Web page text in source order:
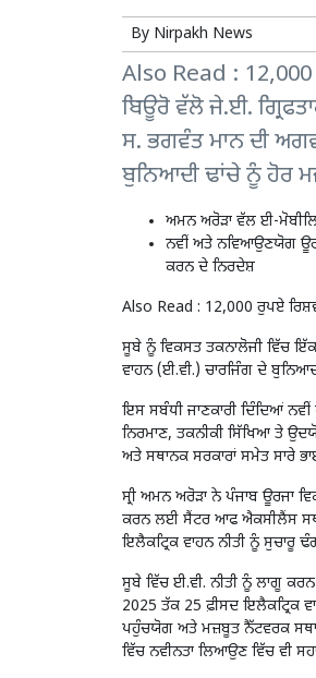
By Nirpakh News
Also Read :
ਬਿਊਰੋ ਵੱਲੋ ਜੇ.ਈ.
ਸ. ਭਗਵੰਤ ਮਾਨ ਦੀ
ਬੁਨਿਆਦੀ ਢਾਂਚੇ ਨੂੰ ਹੋਰ
ਅਮਨ ਅਰੋੜਾ ਵੱਲ ਈ-
ਨਵੀਂ ਅਤੇ ਨਵਿਆਉਣਯੋਗ
ਕਰਨ ਦੇ ਨਿਰਦੇਸ਼
Also Read : 12,000 ਰੁਪਏ
ਸੂਬੇ ਨੂੰ ਵਿਕਸਤ ਤਕਨਾਲੋਜੀ ਵਿੱਚ
ਵਾਹਨ (ਈ.ਵੀ.) ਚਾਰਜਿੰਗ ਦੇ
ਇਸ ਸਬੰਧੀ ਜਾਣਕਾਰੀ ਦਿੰਦਿਆਂ
ਨਿਰਮਾਣ, ਤਕਨੀਕੀ ਸਿੱਖਿਆ ਤੇ
ਅਤੇ ਸਥਾਨਕ ਸਰਕਾਰਾਂ ਸਮੇਤ ਸਾਰੇ
ਸ੍ਰੀ ਅਮਨ ਅਰੋੜਾ ਨੇ ਪੰਜਾਬ ਊਰਜਾ
ਕਰਨ ਲਈ ਸੈਂਟਰ ਆਫ ਐਕਸੀਲੈਂਸ
ਇਲੈਕਟ੍ਰਿਕ ਵਾਹਨ ਨੀਤੀ ਨੂੰ ਸੁਚਾਰੂ
ਸੂਬੇ ਵਿੱਚ ਈ.ਵੀ. ਨੀਤੀ ਨੂੰ ਲਾਗੂ
2025 ਤੱਕ 25 ਫ਼ੀਸਦ ਇਲੈਕਟ੍ਰਿਕ
ਪਹੁੰਚਯੋਗ ਅਤੇ ਮਜ਼ਬੂਤ ਨੈੱਟਵਰਕ
ਵਿੱਚ ਨਵੀਨਤਾ ਲਿਆਉਣ ਵਿੱਚ ਵੀ